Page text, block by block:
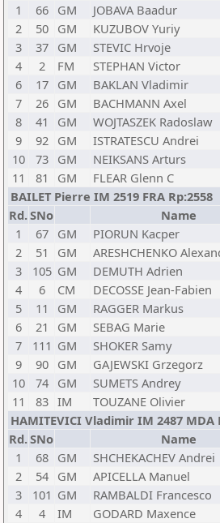
1
66 GM JOBAVA Baadur
2
50 GM KUZUBOV Yuriy
3
37 GM STEVIC Hrvoje
4
2 FM STEPHAN Victor
6
17 GM BAKLAN Vladimir
7
26 GM BACHMANN Axel
8
41 GM WOJTASZEK Radoslaw
9
92 GM ISTRATESCU Andrei
10
73 GM NEIKSANS Arturs
11
81 GM FLEAR Glenn C
BAILET Pierre IM 2519 FRA Rp:2558
Rd.SNo Name
1
67 GM PIORUN Kacper
2
51 GM ARESHCHENKO
3
105 GM DEMUTH Adrien
4
6 CM DECOSSE Jean-Fabien
5
11 GM RAGGER Markus
6
21 GM SEBAG Marie
7
111 GM SHOKER Samy
9
90 GM GAJEWSKI Grzegorz
10
74 GM SUMETS Andrey
11
83 IM TOUZANE Olivier
HAMITEVICI Vladimir IM 2487 MDA
Rd.SNo Name
1
68 GM SHCHEKACHEV Andrei
2
54 GM APICELLA Manuel
3
101 GM RAMBALDI Francesco
4
4 IM GODARD Maxence